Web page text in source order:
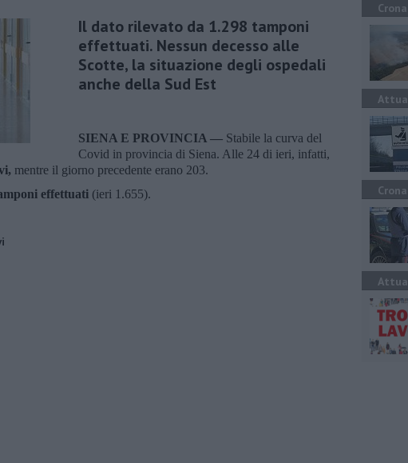
Il dato rilevato da 1.298 tamponi
effettuati. Nessun decesso alle
Scotte, la situazione degli ospedali
anche della Sud Est
SIENA E PROVINCIA — Stabile la curva del
Covid in provincia di Siena. Alle 24 di ieri, infatti,
mentre il giorno precedente erano 203.
effettuati (ieri 1.655).